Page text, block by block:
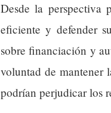
Desde la perspectiva
eficiente y defender
sobre financiación y
voluntad de mantener
podrían perjudicar los